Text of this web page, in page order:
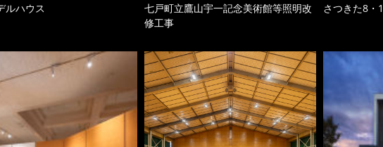
ルハウス
七戸町立鷹山宇一記念美術館等照明改
修工事
さつきた8・1